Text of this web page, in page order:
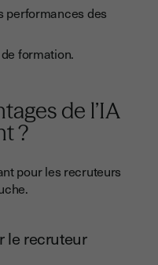
performances des
formation.
de l’IA
?
pour les recruteurs
le recruteur